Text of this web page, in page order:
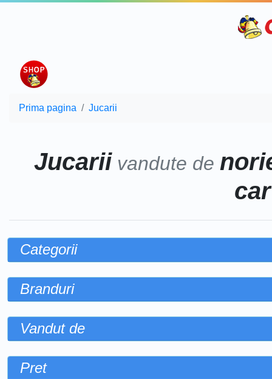
Prima pagina Jucarii
Jucarii vandute de
Categorii
Branduri
Vandut de
Pret